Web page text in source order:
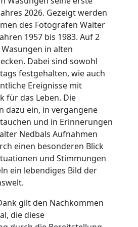
2026. Gezeigt werden
des Fotografen Walter
1957 bis 1983. Auf 2
in alten
Dabei sind sowohl
festgehalten, wie auch
Ereignisse mit
für das Leben. Die
dazu ein, in vergangene
und in Erinnerungen
Nedbals Aufnahmen
einen besonderen Blick
und Stimmungen
ein lebendiges Bild der
gilt den Nachkommen
die diese